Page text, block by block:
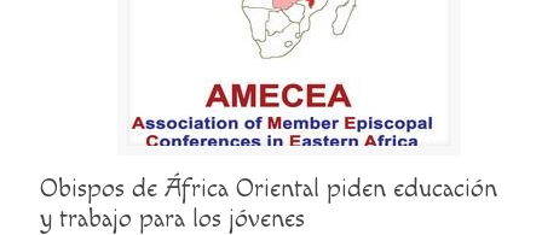
Obispos de África Oriental piden educación
y trabajo para los jóvenes